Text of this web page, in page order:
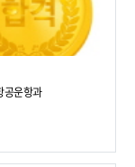
공운항과